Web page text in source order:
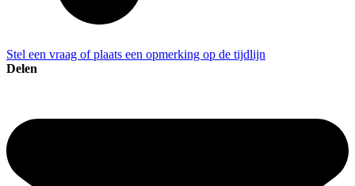
Stel een vraag of plaats een opmerking op de tijdlijn
Delen